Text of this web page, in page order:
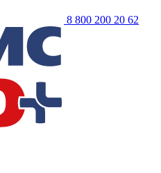
8 800 200 20 62